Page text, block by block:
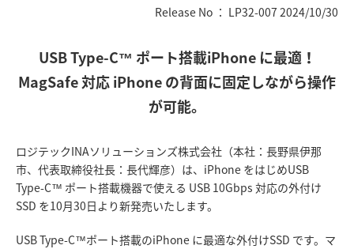
Release No ： LP32-007 2024/10/30
USB Type-C™ ポート搭載iPhone に最適！
MagSafe 対応 iPhone の背面に固定しながら操作
が可能。
ロジテックINAソリューションズ株式会社（本社：長野県伊那
市、代表取締役社長：長代輝彦）は、iPhone をはじめUSB
Type-C™ ポート搭載機器で使える USB 10Gbps 対応の外付け
SSD を10月30日より新発売いたします。
USB Type-C™ポート搭載のiPhone に最適な外付けSSD です。マ